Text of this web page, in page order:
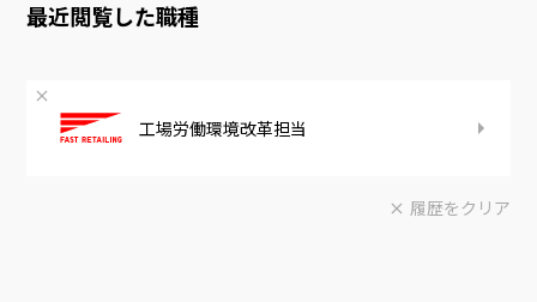
最近閲覧した職種
工場労働環境改革担当
履歴をクリア